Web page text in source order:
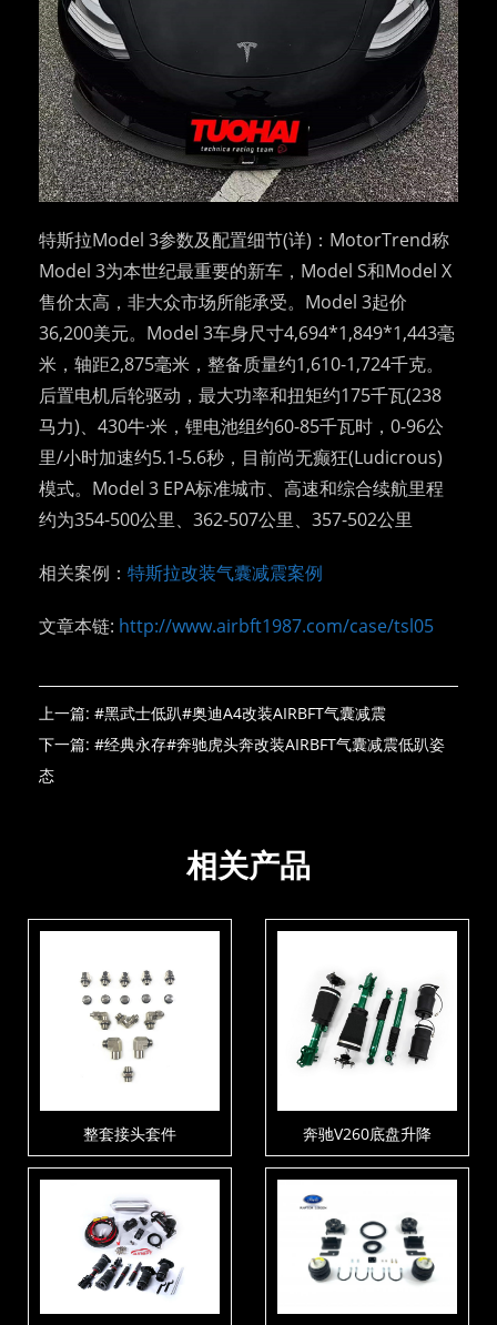
特斯拉Model 3参数及配置细节(详)：MotorTrend称
Model 3为本世纪最重要的新车，Model S和Model X
售价太高，非大众市场所能承受。Model 3起价
36,200美元。Model 3车身尺寸4,694*1,849*1,443毫
米，轴距2,875毫米，整备质量约1,610-1,724千克。
后置电机后轮驱动，最大功率和扭矩约175千瓦(238
马力)、430牛·米，锂电池组约60-85千瓦时，0-96公
里/小时加速约5.1-5.6秒，目前尚无癫狂(Ludicrous)
模式。Model 3 EPA标准城市、高速和综合续航里程
约为354-500公里、362-507公里、357-502公里
相关案例： 特斯拉改装气囊减震案例
文章本链: http://www.airbft1987.com/case/tsl05
上一篇: #黑武士低趴#奥迪A4改装AIRBFT气囊减震
下一篇: #经典永存#奔驰虎头奔改装AIRBFT气囊减震低趴姿
态
相关产品
整套接头套件 奔驰V260底盘升降